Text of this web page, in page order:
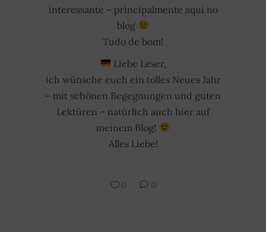
interessante – principalmente aqui no
blog
Tudo de bom!
Liebe Leser,
ich wünsche euch ein tolles Neues Jahr
– mit schönen Begegnungen und guten
Lektüren – natürlich auch hier auf
meinem Blog!
Alles Liebe!
0 0